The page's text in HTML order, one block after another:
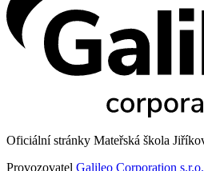
Oficiální stránky Mateřská škola
Provozovatel Galileo Corporation s.r.o.